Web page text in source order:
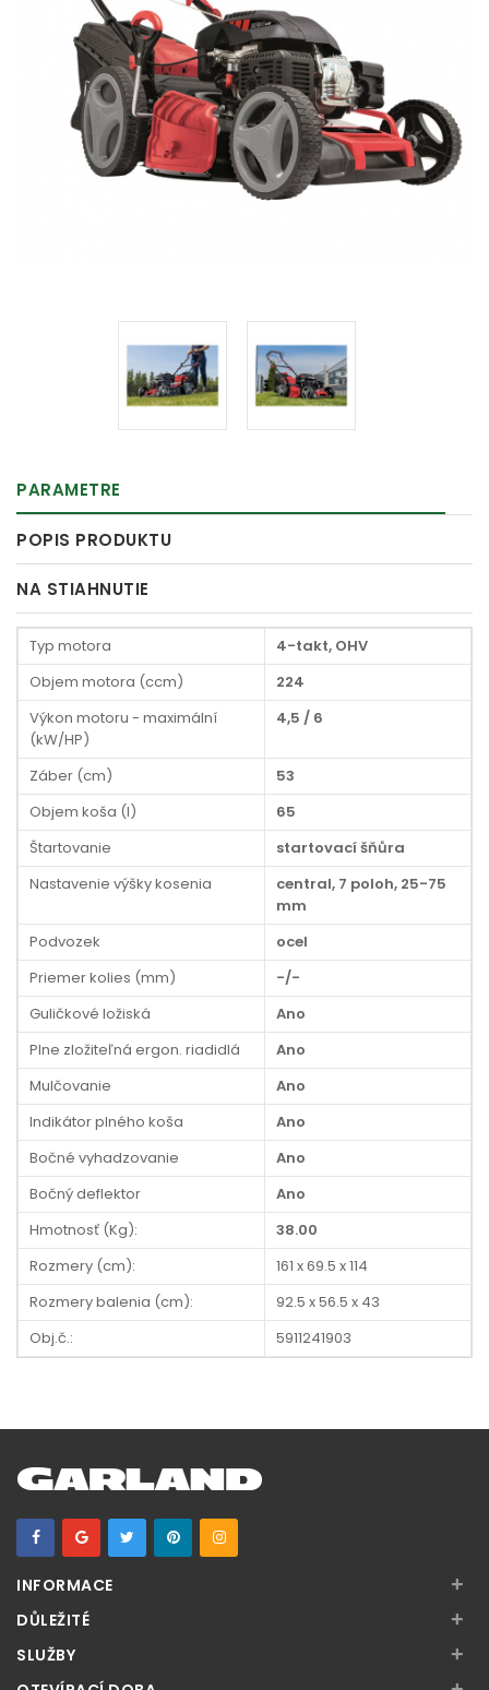
PARAMETRE
POPIS PRODUKTU
NA STIAHNUTIE
Typ motora
4-takt, OHV
Objem motora (ccm)
224
Výkon motoru - maximální
(kW/HP)
4,5 / 6
Záber (cm)
53
Objem koša (l)
65
Štartovanie
startovací šňůra
Nastavenie výšky kosenia
central, 7 poloh, 25-75
mm
Podvozek
ocel
Priemer kolies (mm)
-/-
Guličkové ložiská
Ano
Plne zložiteľná ergon. riadidlá
Ano
Mulčovanie
Ano
Indikátor plného koša
Ano
Bočné vyhadzovanie
Ano
Bočný deflektor
Ano
Hmotnosť (Kg):
38.00
Rozmery (cm):
161 x 69.5 x 114
Rozmery balenia (cm):
92.5 x 56.5 x 43
Obj.č.:
5911241903
INFORMACE +
DŮLEŽITÉ +
SLUŽBY +